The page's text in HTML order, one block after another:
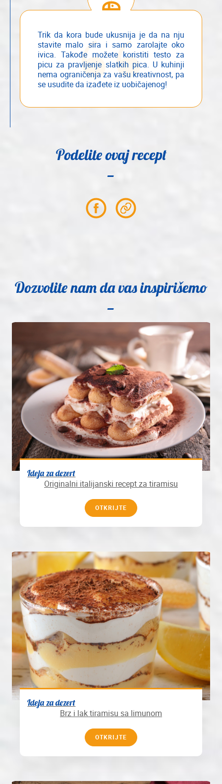
Trik da kora bude ukusnija je da na nju
stavite malo sira i samo zarolajte oko
ivica. Takođe možete koristiti testo za
picu za pravljenje slatkih pica. U kuhinji
nema ograničenja za vašu kreativnost, pa
se usudite da izađete iz uobičajenog!
Podelite ovaj recept
Partager
sur
Partager
le
Dozvolite nam da vas inspirišemo
Ideja za dezert
Originalni italijanski recept za tiramisu
OTKRIJTE
Ideja za dezert
Brz i lak tiramisu sa limunom
OTKRIJTE